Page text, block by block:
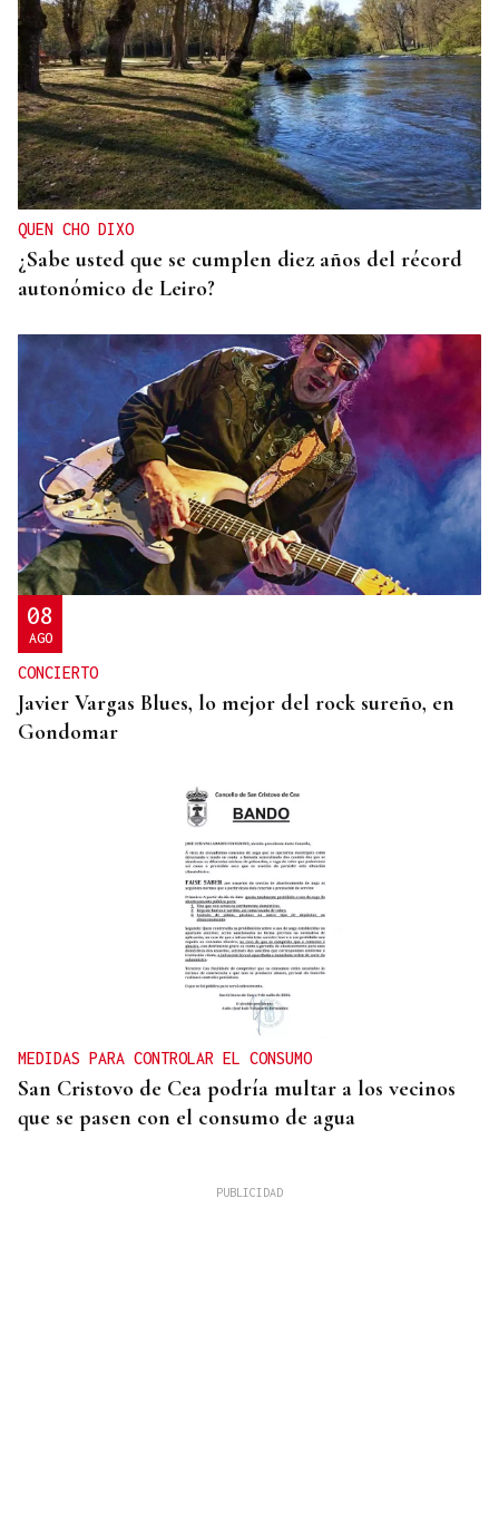
ARREDOR DE 300 PERSOAS
Galería | A Festa da Palabra acolle a entrega dos
Premios Ínsua dos Poetas 2026
QUEN CHO DIXO
¿Sabe usted que se cumplen diez años del récord
autonómico de Leiro?
08
AGO
CONCIERTO
Javier Vargas Blues, lo mejor del rock sureño, en
Gondomar
MEDIDAS PARA CONTROLAR EL CONSUMO
San Cristovo de Cea podría multar a los vecinos
que se pasen con el consumo de agua